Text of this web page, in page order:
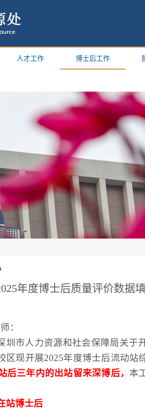
人才工作 博士后工作
当前位置：
年度博士后质量评价数据
：
圳市人力资源和社会保障局关于
区现开展2025年度博士后流动站
后三年内的出站留来深博后， 本
站博士后